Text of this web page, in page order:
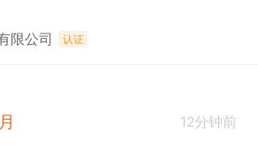
限公司 认证
12分钟前